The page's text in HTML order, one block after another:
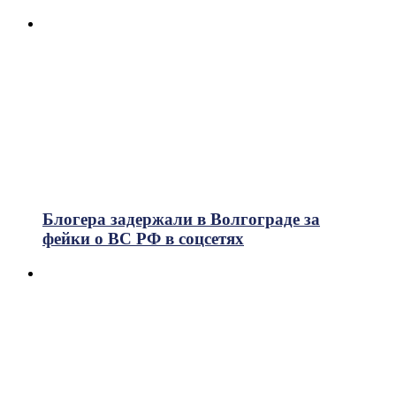
Блогера задержали в Волгограде за
фейки о ВС РФ в соцсетях